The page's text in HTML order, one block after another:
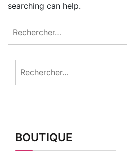
searching can help.
BOUTIQUE